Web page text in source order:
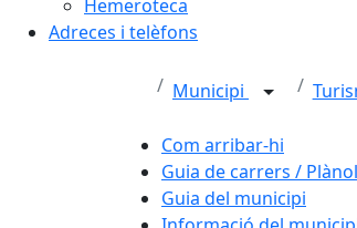
Hemeroteca
Adreces i telèfons
Municipi
Com arribar-hi
Guia de carrers / Plànol
Guia del municipi